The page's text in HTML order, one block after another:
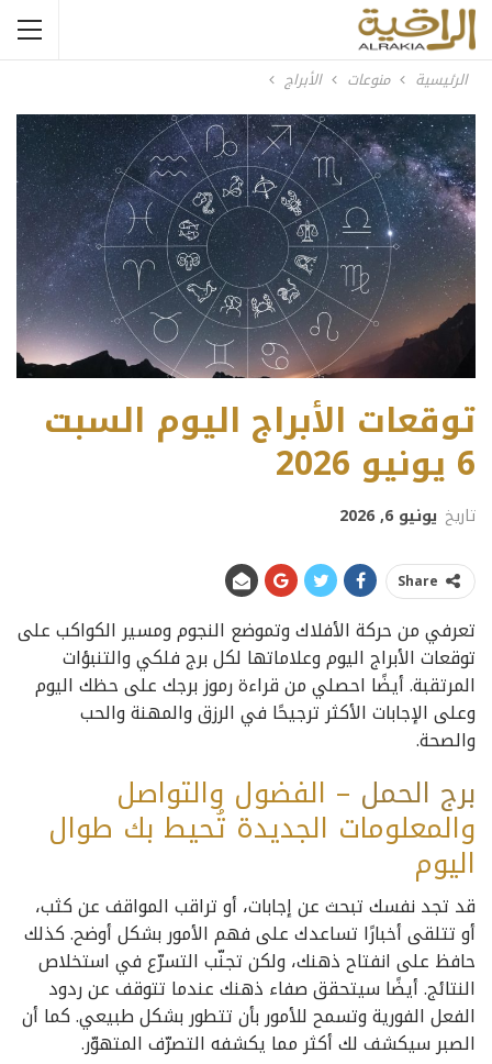
الرئيسية منوعات الأبراج
توقعات الأبراج اليوم السبت
6 يونيو 2026
تاريخ يونيو 6, 2026
Share
تعرفي من حركة الأفلاك وتموضع النجوم ومسير الكواكب على
توقعات الأبراج اليوم وعلاماتها لكل برج فلكي والتنبؤات
المرتقبة. أيضًا احصلي من قراءة رموز برجك على حظك اليوم
وعلى الإجابات الأكثر ترجيحًا في الرزق والمهنة والحب
والصحة.
برج الحمل – الفضول والتواصل
والمعلومات الجديدة تُحيط بك طوال
اليوم
قد تجد نفسك تبحث عن إجابات، أو تراقب المواقف عن كثب،
أو تتلقى أخبارًا تساعدك على فهم الأمور بشكل أوضح. كذلك
حافظ على انفتاح ذهنك، ولكن تجنّب التسرّع في استخلاص
النتائج. أيضًا سيتحقق صفاء ذهنك عندما تتوقف عن ردود
الفعل الفورية وتسمح للأمور بأن تتطور بشكل طبيعي. كما أن
الصبر سيكشف لك أكثر مما يكشفه التصرّف المتهوّر.